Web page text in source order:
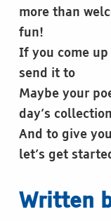
more than
fun!
If you come
send it to
Maybe your
day’s
And to give
let’s get
Written